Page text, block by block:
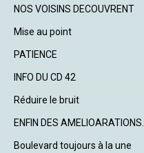
NOS VOISINS DECOUVRENT
Mise au point
PATIENCE
INFO DU CD 42
Réduire le bruit
ENFIN DES AMELIOARATIONS.
Boulevard toujours à la une